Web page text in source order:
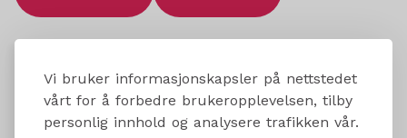
Vi bruker informasjonskapsler på nettstedet
vårt for å forbedre brukeropplevelsen, tilby
personlig innhold og analysere trafikken vår.